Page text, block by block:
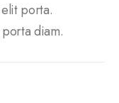
porta.
diam.